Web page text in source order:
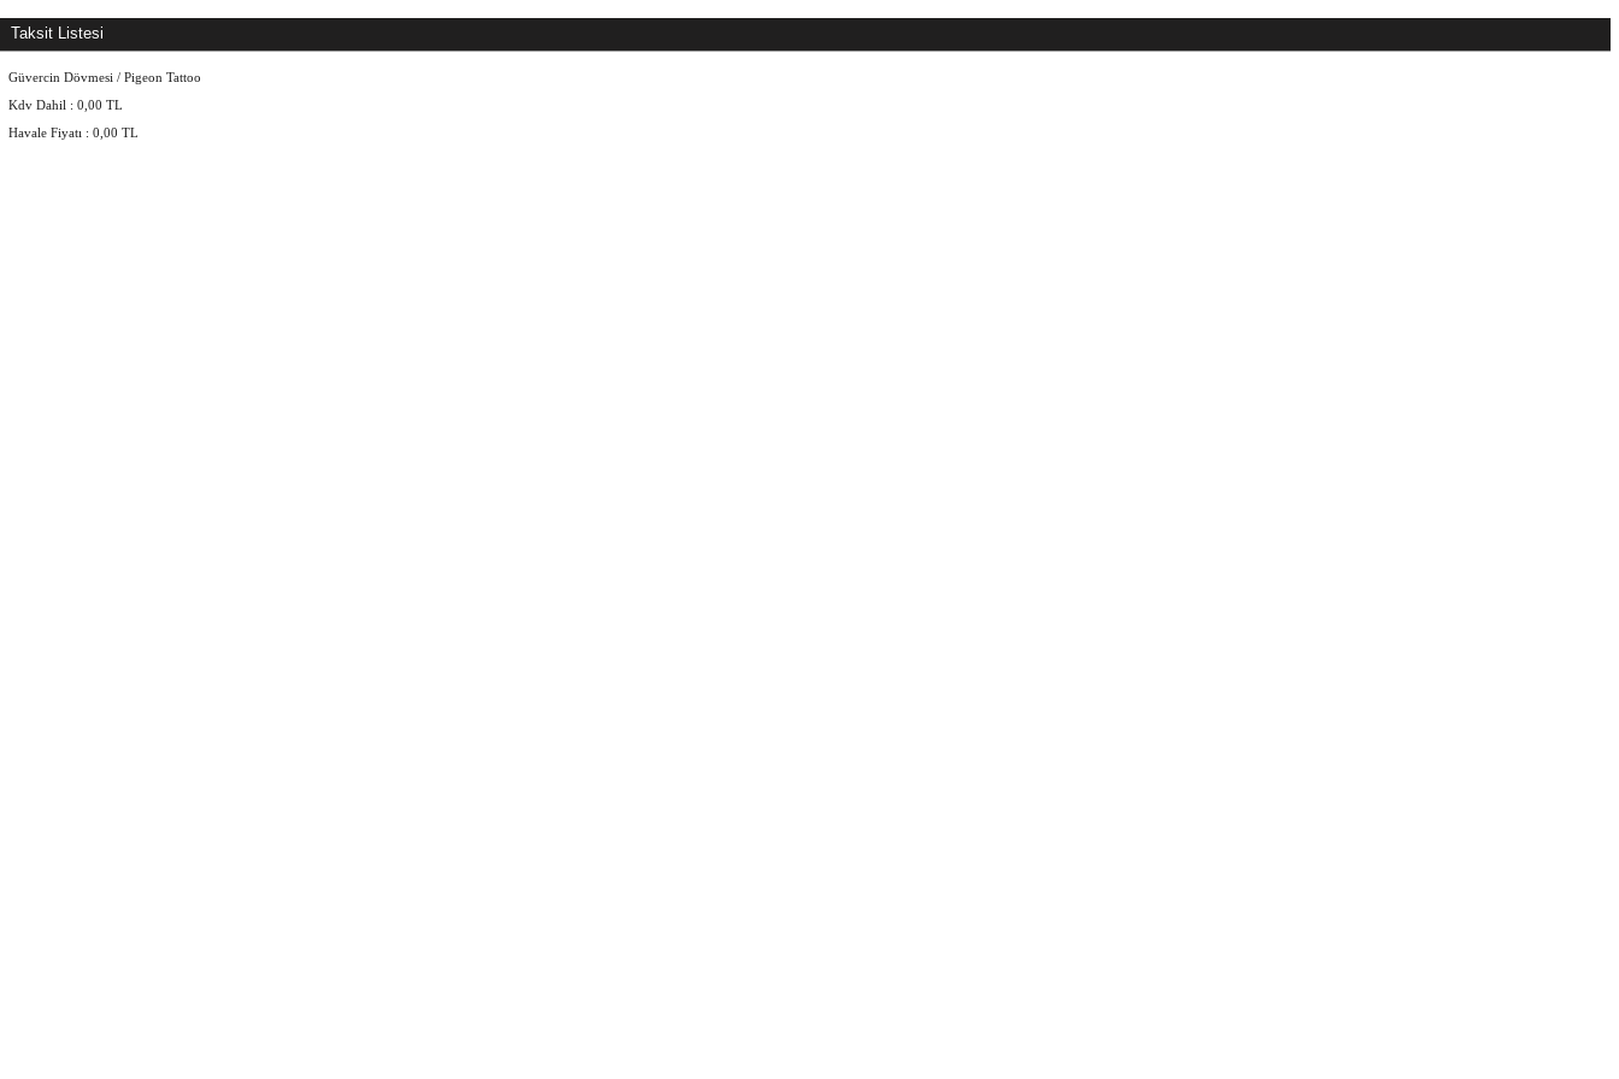
Taksit Listesi
Güvercin Dövmesi / Pigeon Tattoo
Kdv Dahil : 0,00 TL
Havale Fiyatı : 0,00 TL